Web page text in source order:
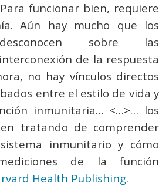
funcionar bien, requiere
Aún hay mucho que los
sobre las
de la respuesta
no hay vínculos directos
entre el estilo de vida y
inmunitaria… <…>… los
tratando de comprender
inmunitario y cómo
de la función
Health Publishing.